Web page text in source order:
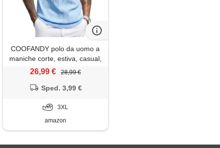
COOFANDY polo da uomo a
maniche corte, estiva, casual,
con bottoni, in maglia,
26,99 € 28,99 €
Sped. 3,99 €
3XL
amazon